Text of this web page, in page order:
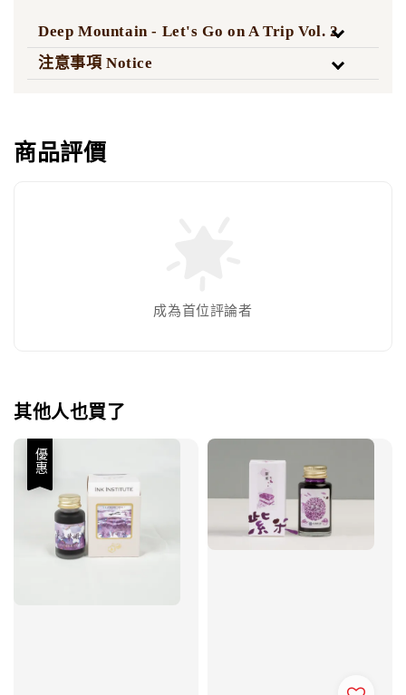
Deep Mountain - Let's Go on A Trip Vol. 2
注意事項 Notice
商品評價
成為首位評論者
其他人也買了
優惠